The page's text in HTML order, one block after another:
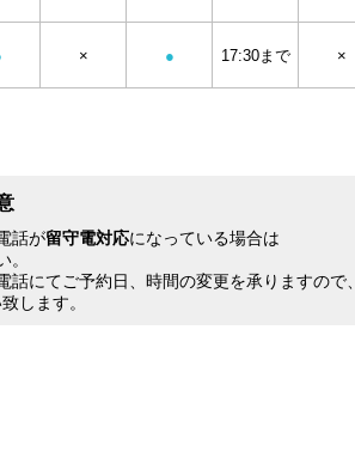
× ● 17:30まで ×
話が留守電対応になっている場合は
。
にてご予約日、時間の変更を承りますので、
します。